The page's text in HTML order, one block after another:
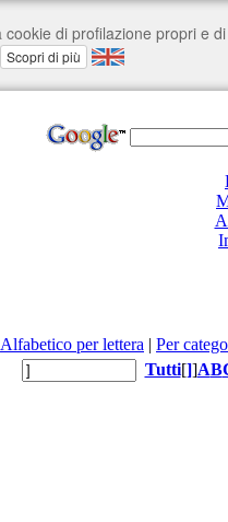
Alfabetico per lettera | Per
Tutti[]]AB